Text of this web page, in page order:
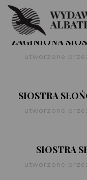
ZAGINIONA
utworzone
SIOSTRA
utworzone
SIOSTRA
utworzone